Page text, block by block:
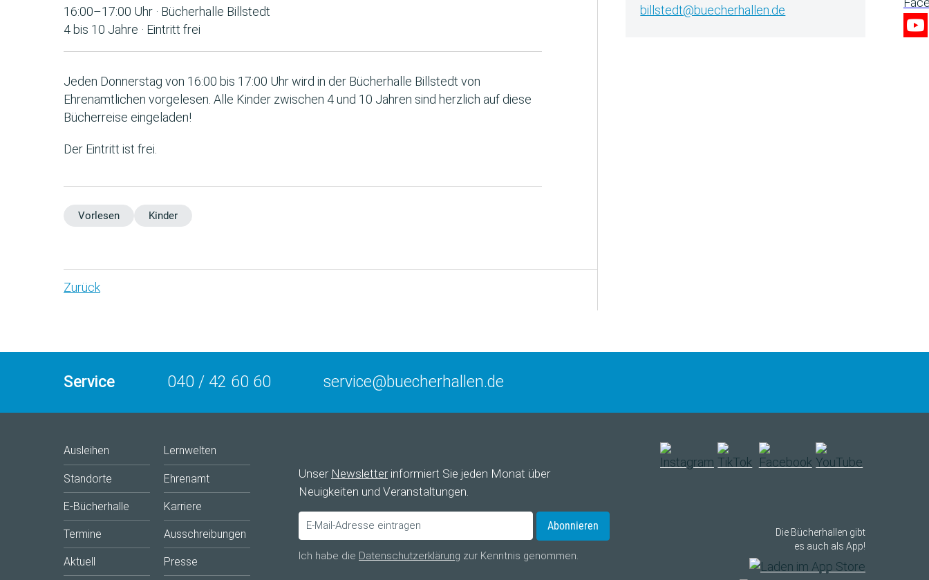
16:00–17:00 Uhr · Bücherhalle Billstedt
4 bis 10 Jahre · Eintritt frei
Jeden Donnerstag von 16:00 bis 17:00 Uhr wird in der Bücherhalle Billstedt von
Ehrenamtlichen vorgelesen. Alle Kinder zwischen 4 und 10 Jahren sind herzlich auf diese
Bücherreise eingeladen!
Der Eintritt ist frei.
Vorlesen Kinder
Zurück
billstedt@buecherhallen.de
Service 040 / 42 60 60 service@buecherhallen.de
Ausleihen
Standorte
E-Bücherhalle
Termine
Aktuell
Lernwelten
Ehrenamt
Karriere
Ausschreibungen
Presse
Unser Newsletterinformiert Sie jeden Monat über
Neuigkeiten und Veranstaltungen.
Abonnieren
Ich habe die Datenschutzerklärung zur Kenntnis genommen.
Die Bücherhallen gibt
es auch als App!